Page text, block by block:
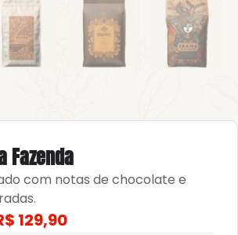
Fazenda
com notas de chocolate e
129,90